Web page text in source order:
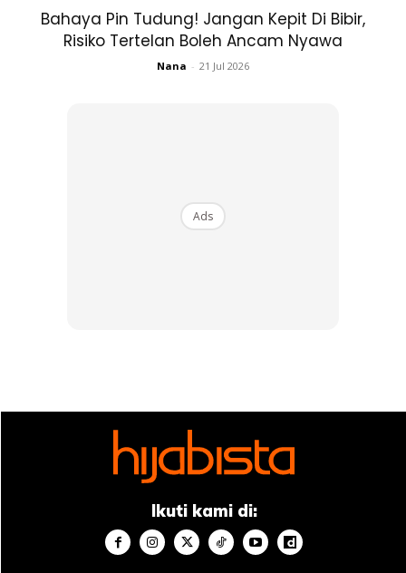
yang rendah dan berisi. Amat mudah kelihatan sarat
dengan padanan begini.
Bahaya Pin Tudung! Jangan Kepit Di Bibir,
Risiko Tertelan Boleh Ancam Nyawa
Nana - 21 Jul 2026
Ads
Ikuti kami di: